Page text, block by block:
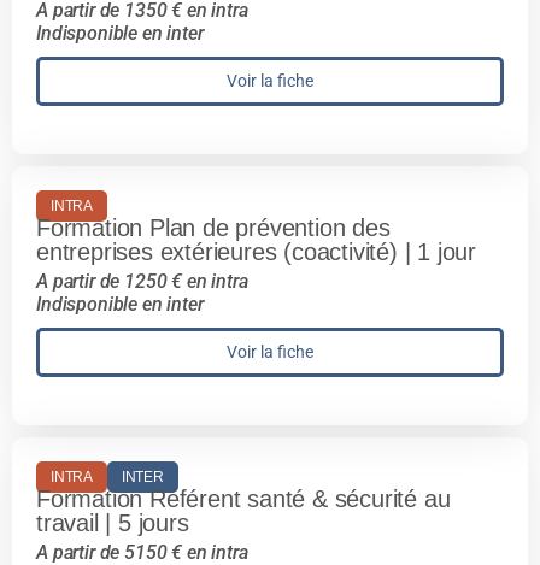
A partir de 1350 € en intra
Indisponible en inter
Voir la fiche
INTRA
Formation Plan de prévention des
entreprises extérieures (coactivité) | 1 jour
A partir de 1250 € en intra
Indisponible en inter
Voir la fiche
INTRA INTER
Formation Référent santé & sécurité au
travail | 5 jours
A partir de 5150 € en intra